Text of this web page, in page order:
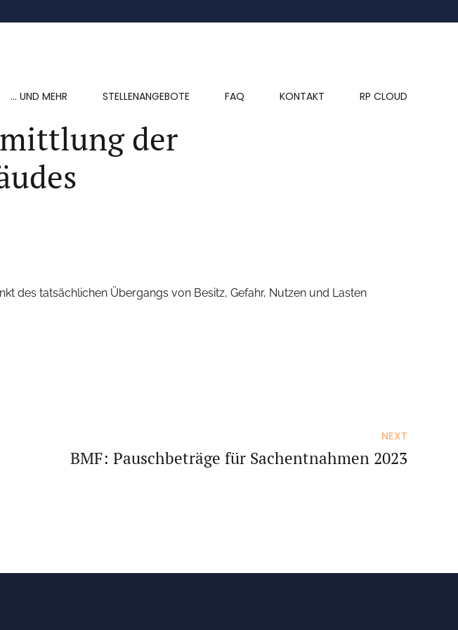
… UND MEHR STELLENANGEBOTE FAQ KONTAKT RP CLOUD
der
des tatsächlichen Übergangs von Besitz, Gefahr, Nutzen und Lasten
NEXT
BMF: Pauschbeträge für Sachentnahmen 2023